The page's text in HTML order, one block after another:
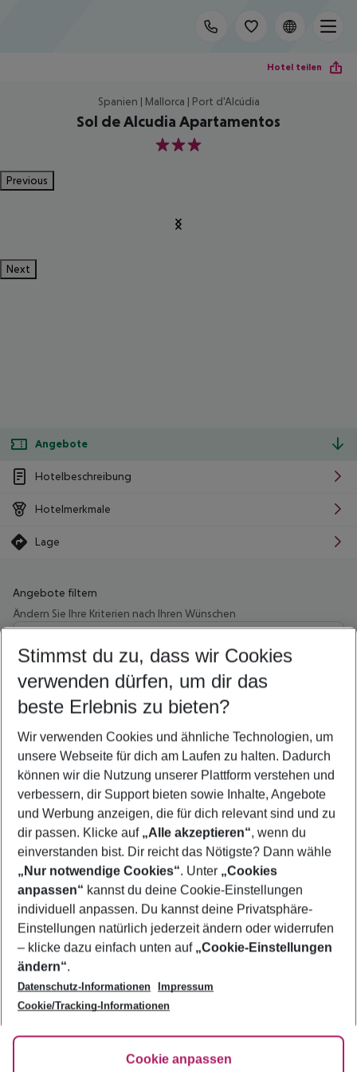
Hotel teilen
Spanien | Mallorca | Port d'Alcúdia
Sol de Alcudia Apartamentos
3
Previous
Next
Angebote
Hotelbeschreibung
Hotelmerkmale
Lage
Angebote filtern
Ändern Sie Ihre Kriterien nach Ihren Wünschen
Wähle deinen Abflughafen
Beliebiger Abflughafen
Wähle deinen Reisezeitraum
5-8 Nächte
2 Erwachsene Keine Kinder
Mehr Filter anzeigen
Footer
Footer navigation
Über uns
AGB
Bestpreisgarantie
Cookie-Einstellungen ändern
Cookie-Richtlinie
Agenturbetreuung
Barrierefreies Reisen
FAQ
HanseMerkur Reiseversicherung
Folge uns
Stimmst du zu, dass wir Cookies
verwenden dürfen, um dir das
beste Erlebnis zu bieten?
Wir verwenden Cookies und ähnliche Technologien, um
unsere Webseite für dich am Laufen zu halten. Dadurch
können wir die Nutzung unserer Plattform verstehen und
verbessern, dir Support bieten sowie Inhalte, Angebote
und Werbung anzeigen, die für dich relevant sind und zu
dir passen. Klicke auf „Alle akzeptieren“, wenn du
einverstanden bist. Dir reicht das Nötigste? Dann wähle
„Nur notwendige Cookies“. Unter „Cookies
anpassen“ kannst du deine Cookie-Einstellungen
individuell anpassen. Du kannst deine Privatsphäre-
Einstellungen natürlich jederzeit ändern oder widerrufen
– klicke dazu einfach unten auf „Cookie-Einstellungen
ändern“.
Datenschutz-Informationen
Impressum
Cookie/Tracking-Informationen
Cookie anpassen